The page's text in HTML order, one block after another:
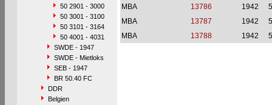
50 2901 - 3000
50 3001 - 3100
50 3101 - 3164
50 4001 - 4031
SWDE - 1947
SWDE - Mietloks
SEB - 1947
BR 50.40 FC
DDR
Belgien
MBA
13786 1942
MBA
13787 1942
MBA
13788 1942